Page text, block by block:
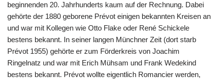
beginnenden 20. Jahrhunderts kaum auf der Rechnung. Dabei
gehörte der 1880 geborene Prévot einigen bekannten Kreisen an
und war mit Kollegen wie Otto Flake oder René Schickele
bestens bekannt. In seiner langen Münchner Zeit (dort starb
Prévot 1955) gehörte er zum Förderkreis von Joachim
Ringelnatz und war mit Erich Mühsam und Frank Wedekind
bestens bekannt. Prévot wollte eigentlich Romancier werden,